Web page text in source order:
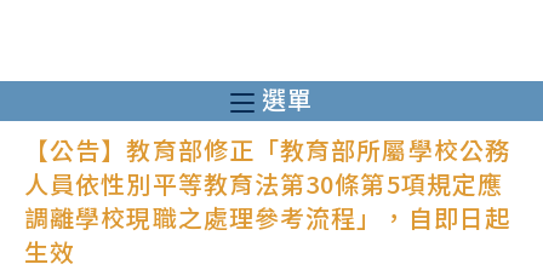
至
主
選單
【公告】教育部修正「教育部所屬學校公務
人員依性別平等教育法第30條第5項規定應
調離學校現職之處理參考流程」，自即日起
生效